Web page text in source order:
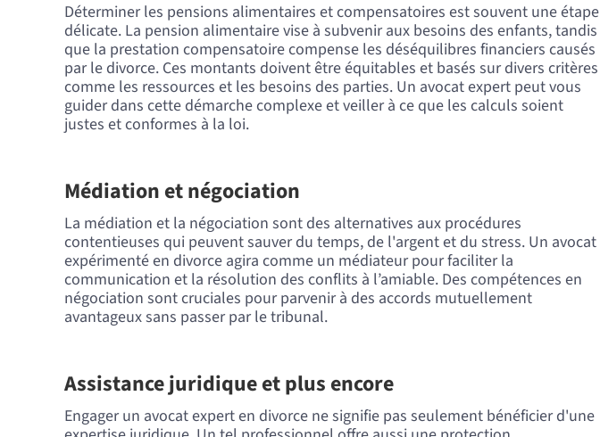
Déterminer les pensions alimentaires et compensatoires est souvent une étape
délicate. La pension alimentaire vise à subvenir aux besoins des enfants, tandis
que la prestation compensatoire compense les déséquilibres financiers causés
par le divorce. Ces montants doivent être équitables et basés sur divers critères
comme les ressources et les besoins des parties. Un avocat expert peut vous
guider dans cette démarche complexe et veiller à ce que les calculs soient
justes et conformes à la loi.
Médiation et négociation
La médiation et la négociation sont des alternatives aux procédures
contentieuses qui peuvent sauver du temps, de l'argent et du stress. Un avocat
expérimenté en divorce agira comme un médiateur pour faciliter la
communication et la résolution des conflits à l’amiable. Des compétences en
négociation sont cruciales pour parvenir à des accords mutuellement
avantageux sans passer par le tribunal.
Assistance juridique et plus encore
Engager un avocat expert en divorce ne signifie pas seulement bénéficier d'une